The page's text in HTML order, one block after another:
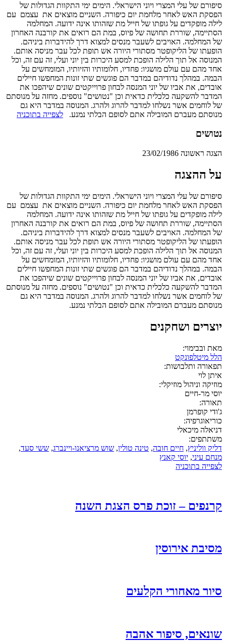
סיפורם של עלי המצרי ויוני הישראלי. הימים ימי התקוות הגדולות של
הפסקת האש לאחר מלחמת יום כיפורה. השניים מוצאים את עצמם עם
לילה מופקדים על גופתו של חייל מת שזהותו אינה ידועה. המחלמה
הסתיימה, שוררת תחושה של פיוס, במת הם רואים את קורבנה האחרון
של המחלמה. האויבים לשעבר מנסים למצוא דרך להידברות ביניהם.
הופעתו של הליקופטר מסתורי היורה אש תופת לכל עבר מניסה אותם.
המנוסה אל תוך הלילה הופכת למסע היכרות בין יוני ועלי, זה עם זה, וכל
אחד מהם עם עולם מושגיו: פחדיו, חלומותיו והזיותיו, המומחשים על
הבמה. במהלך נדודיהם במדבר הם פוגשים שתי זונות המחפשו חיילים
אובדים, את אביו של יוני המנסה לבחון פרוייקטים שונים שיהפכו את
המדבר להשקעה כלכלית כדאית וכן "נטושים" נוספים. מחזה על מנוסתם
של לוחמים אשר נשלחו למדבר להרוג ולהרג. המנוסה במדבר היא גם
מנוסתם מעברם המובילה אתם לסופם הבלתי נמנע. לצפייה בתוכניה
נטושים
הצגה ראשונה 23/02/1986
על ההצגה
סיפורם של עלי המצרי ויוני הישראלי. הימים ימי התקוות הגדולות של
הפסקת האש לאחר מלחמת יום כיפורה. השניים מוצאים את עצמם עם
לילה מופקדים על גופתו של חייל מת שזהותו אינה ידועה. המחלמה
הסתיימה, שוררת תחושה של פיוס, במת הם רואים את קורבנה האחרון
של המחלמה. האויבים לשעבר מנסים למצוא דרך להידברות ביניהם.
הופעתו של הליקופטר מסתורי היורה אש תופת לכל עבר מניסה אותם.
המנוסה אל תוך הלילה הופכת למסע היכרות בין יוני ועלי, זה עם זה, וכל
אחד מהם עם עולם מושגיו: פחדיו, חלומותיו והזיותיו, המומחשים על
הבמה. במהלך נדודיהם במדבר הם פוגשים שתי זונות המחפשו חיילים
אובדים, את אביו של יוני המנסה לבחון פרוייקטים שונים שיהפכו את
המדבר להשקעה כלכלית כדאית וכן "נטושים" נוספים. מחזה על מנוסתם
של לוחמים אשר נשלחו למדבר להרוג ולהרג. המנוסה במדבר היא גם
מנוסתם מעברם המובילה אתם לסופם הבלתי נמנע.
יוצרים ושחקנים
מאת ובבימוי:
הלל מיטלפונקט
תפאורה ותלבושות:
איתן לוי
מוזיקה וניהול מוזיקלי:
יוסי מר-חיים
תאורה:
ג'ודי קופרמן
כוריאוגרפיה:
דניאלה מיכאלי
משתתפים:
דליק ווליניץ, חיים חובה, טינה טולין, שוש מרציאנו-ויינברג, ששי סעד,
מנחם עיני, יוסי קאנץ
לצפייה בתוכניה
קרנפים – זוכת פרס הצגת השנה
מסיבת אירוסין
סיור מאחורי הקלעים
שונאים, סיפור אהבה